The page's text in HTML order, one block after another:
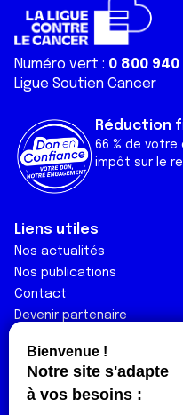
Numéro vert : 0 800 940
Ligue Soutien Cancer
Réduction
66 % de
impôt sur le
Liens utiles
Nos actualités
Nos publications
Contact
Devenir partenaire
Réseaux sociaux